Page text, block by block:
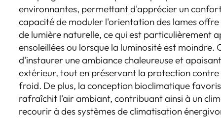
environnantes, permettant d'apprécier un
capacité de moduler l'orientation des lames
de lumière naturelle, ce qui est particulièrement
ensoleillées ou lorsque la luminosité est
d'instaurer une ambiance chaleureuse et
extérieur, tout en préservant la protection contre
froid. De plus, la conception bioclimatique
rafraîchit l'air ambiant, contribuant ainsi à un
recourir à des systèmes de climatisation